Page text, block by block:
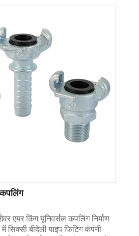
एयर किंग यूनिवर्सल कपलिंग निर्माण
सिक्सी बीदेली पाइप फिटिंग कंपनी